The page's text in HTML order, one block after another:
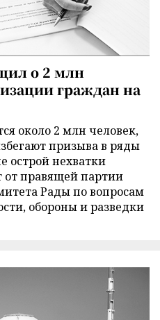
о 2 млн
граждан на
около 2 млн человек,
призыва в ряды
острой нехватки
от правящей партии
Рады по вопросам
обороны и разведки